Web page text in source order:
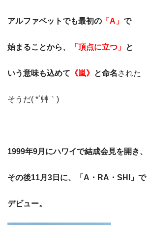
アルファベットでも最初の 「A」 で
始まることから、 「頂点に立つ」 と
いう意味も込めて 《嵐》 と命名 された
そうだ( *´艸｀)
1999年9月にハワイで結成会見を開き、
その後11月3日に、「A・RA・SHI」で
デビュー。